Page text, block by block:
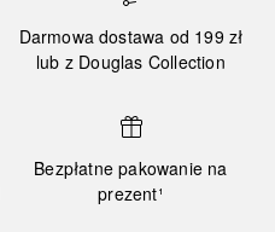
Darmowa dostawa od 199 zł
lub z Douglas Collection
Bezpłatne pakowanie na
prezent¹